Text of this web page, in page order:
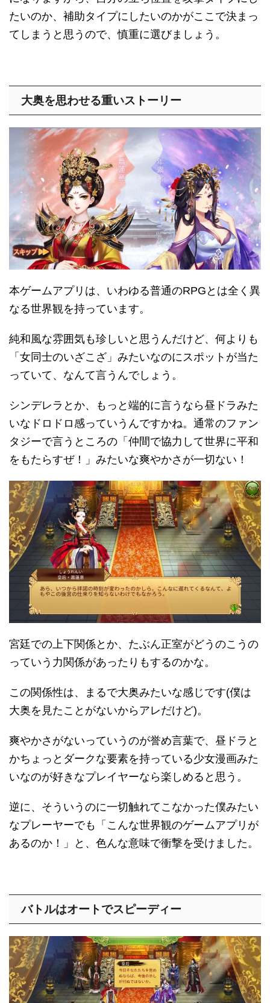
たいのか、補助タイプにしたいのかがここで決まっ
てしまうと思うので、慎重に選びましょう。
大奥を思わせる重いストーリー
本ゲームアプリは、いわゆる普通のRPGとは全く異
なる世界観を持っています。
純和風な雰囲気も珍しいと思うんだけど、何よりも
「女同士のいざこざ」みたいなのにスポットが当た
っていて、なんて言うんでしょう。
シンデレラとか、もっと端的に言うなら昼ドラみた
いなドロドロ感っていうんですかね。通常のファン
タジーで言うところの「仲間で協力して世界に平和
をもたらすぜ！」みたいな爽やかさが一切ない！
宮廷での上下関係とか、たぶん正室がどうのこうの
っていう力関係があったりもするのかな。
この関係性は、まるで大奥みたいな感じです(僕は
大奥を見たことがないからアレだけど)。
爽やかさがないっていうのが誉め言葉で、昼ドラと
かちょっとダークな要素を持っている少女漫画みた
いなのが好きなプレイヤーなら楽しめると思う。
逆に、そういうのに一切触れてこなかった僕みたい
なプレーヤーでも「こんな世界観のゲームアプリが
あるのか！」と、色んな意味で衝撃を受けました。
バトルはオートでスピーディー